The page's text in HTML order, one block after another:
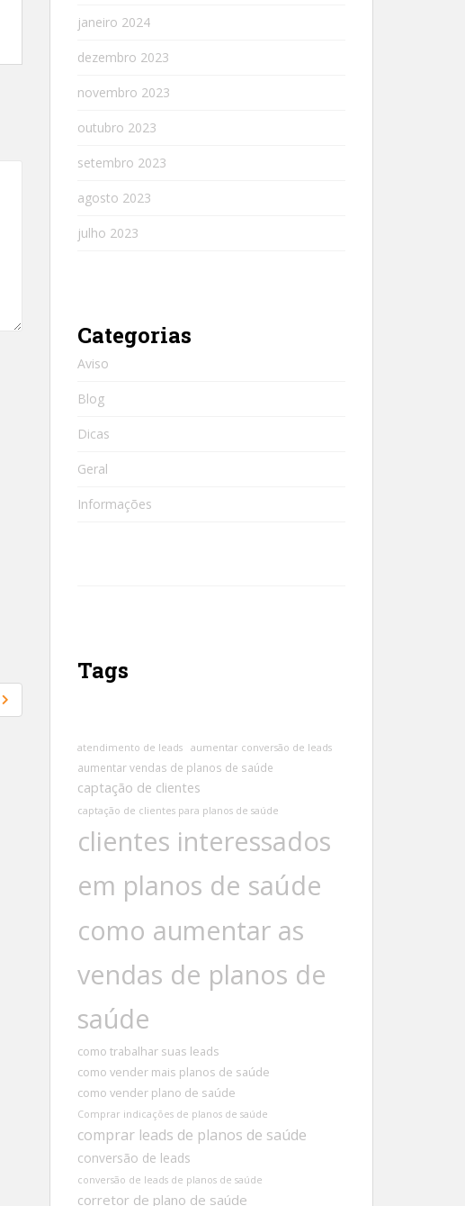
janeiro 2024
dezembro 2023
novembro 2023
outubro 2023
setembro 2023
agosto 2023
julho 2023
Categorias
Aviso
Blog
Dicas
Geral
Informações
Tags
atendimento de leads aumentar conversão de leads
aumentar vendas de planos de saúde
captação de clientes
captação de clientes para planos de saúde
clientes interessados
em planos de saúde
como aumentar as
vendas de planos de
saúde
como trabalhar suas leads
como vender mais planos de saúde
como vender plano de saúde
Comprar indicações de planos de saúde
comprar leads de planos de saúde
conversão de leads
conversão de leads de planos de saúde
corretor de plano de saúde